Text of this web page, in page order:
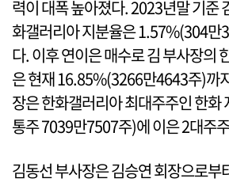
력이 대폭 높아졌다. 2023년말 기준
화갤러리아 지분율은 1.57%(304만
다. 이후 연이은 매수로 김 부사장의
은 현재 16.85%(3266만4643주)까
장은 한화갤러리아 최대주주인 한
통주 7039만7507주)에 이은 2대주
김동선 부사장은 김승연 회장으로부